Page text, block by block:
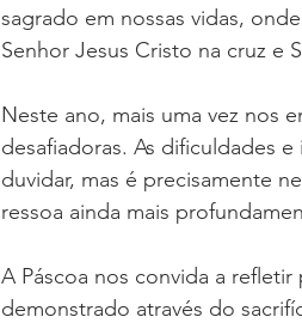
sagrado em nossas vidas,
Senhor Jesus Cristo na cruz e
Neste ano, mais uma vez nos
desafiadoras. As dificuldades
duvidar, mas é precisamente
ressoa ainda mais
A Páscoa nos convida a
demonstrado através do